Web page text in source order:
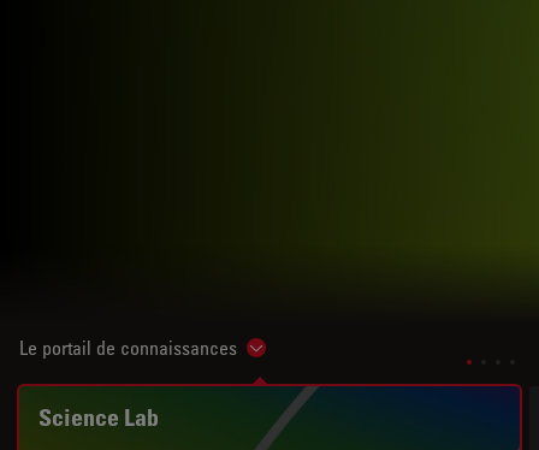
Le portail de connaissances Show subnavigation
Science Lab